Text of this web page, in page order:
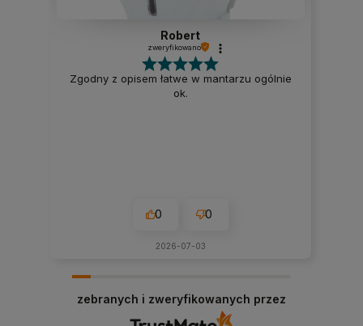
Robert
zweryfikowano
Zgodny z opisem łatwe w mantarzu ogólnie
ok.
0 0
2026-07-03
zebranych i zweryfikowanych przez